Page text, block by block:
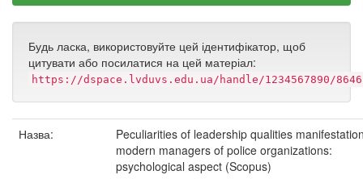
Будь ласка, використовуйте цей ідентифікатор, щоб
цитувати або посилатися на цей матеріал:
https://dspace.lvduvs.edu.ua/handle/1234567890/8646
Назва:
Peculiarities of leadership qualities
modern managers of police organizations:
psychological aspect (Scopus)